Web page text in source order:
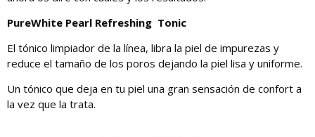
PureWhite Pearl Refreshing Tonic
El tónico limpiador de la línea, libra la piel de impurezas y
reduce el tamaño de los poros dejando la piel lisa y uniforme.
Un tónico que deja en tu piel una gran sensación de confort a
la vez que la trata.